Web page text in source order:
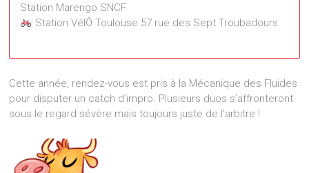
Cette année, rendez-vous est pris à la Mécanique des Fluides
pour disputer un catch d’impro. Plusieurs duos s’affronteront
sous le regard sévère mais toujours juste de l’arbitre !
Station Marengo SNCF
Station VélÔ Toulouse 57 rue des Sept Troubadours
1 Place Riquet - Toulouse
Événements